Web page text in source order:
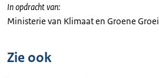
In opdracht van:
Ministerie van Klimaat en Groene Groei
Zie ook